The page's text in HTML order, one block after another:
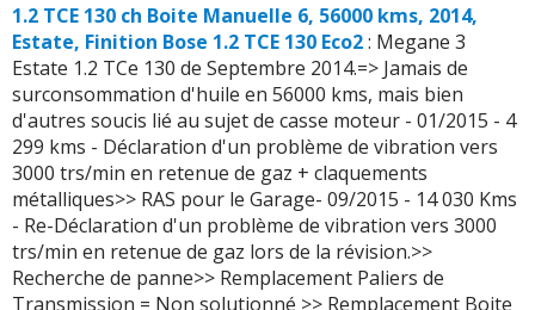
1.2 TCE 130 ch Boite Manuelle 6, 56000 kms, 2014,
Estate, Finition Bose 1.2 TCE 130 Eco2: Megane 3
Estate 1.2 TCe 130 de Septembre 2014.=> Jamais de
surconsommation d'huile en 56000 kms, mais bien
d'autres soucis lié au sujet de casse moteur - 01/2015 - 4
299 kms - Déclaration d'un problème de vibration vers
3000 trs/min en retenue de gaz + claquements
métalliques>> RAS pour le Garage- 09/2015 - 14 030 Kms
- Re-Déclaration d'un problème de vibration vers 3000
trs/min en retenue de gaz lors de la révision.>>
Recherche de panne>> Remplacement Paliers de
Transmission = Non solutionné >> Remplacement Boite